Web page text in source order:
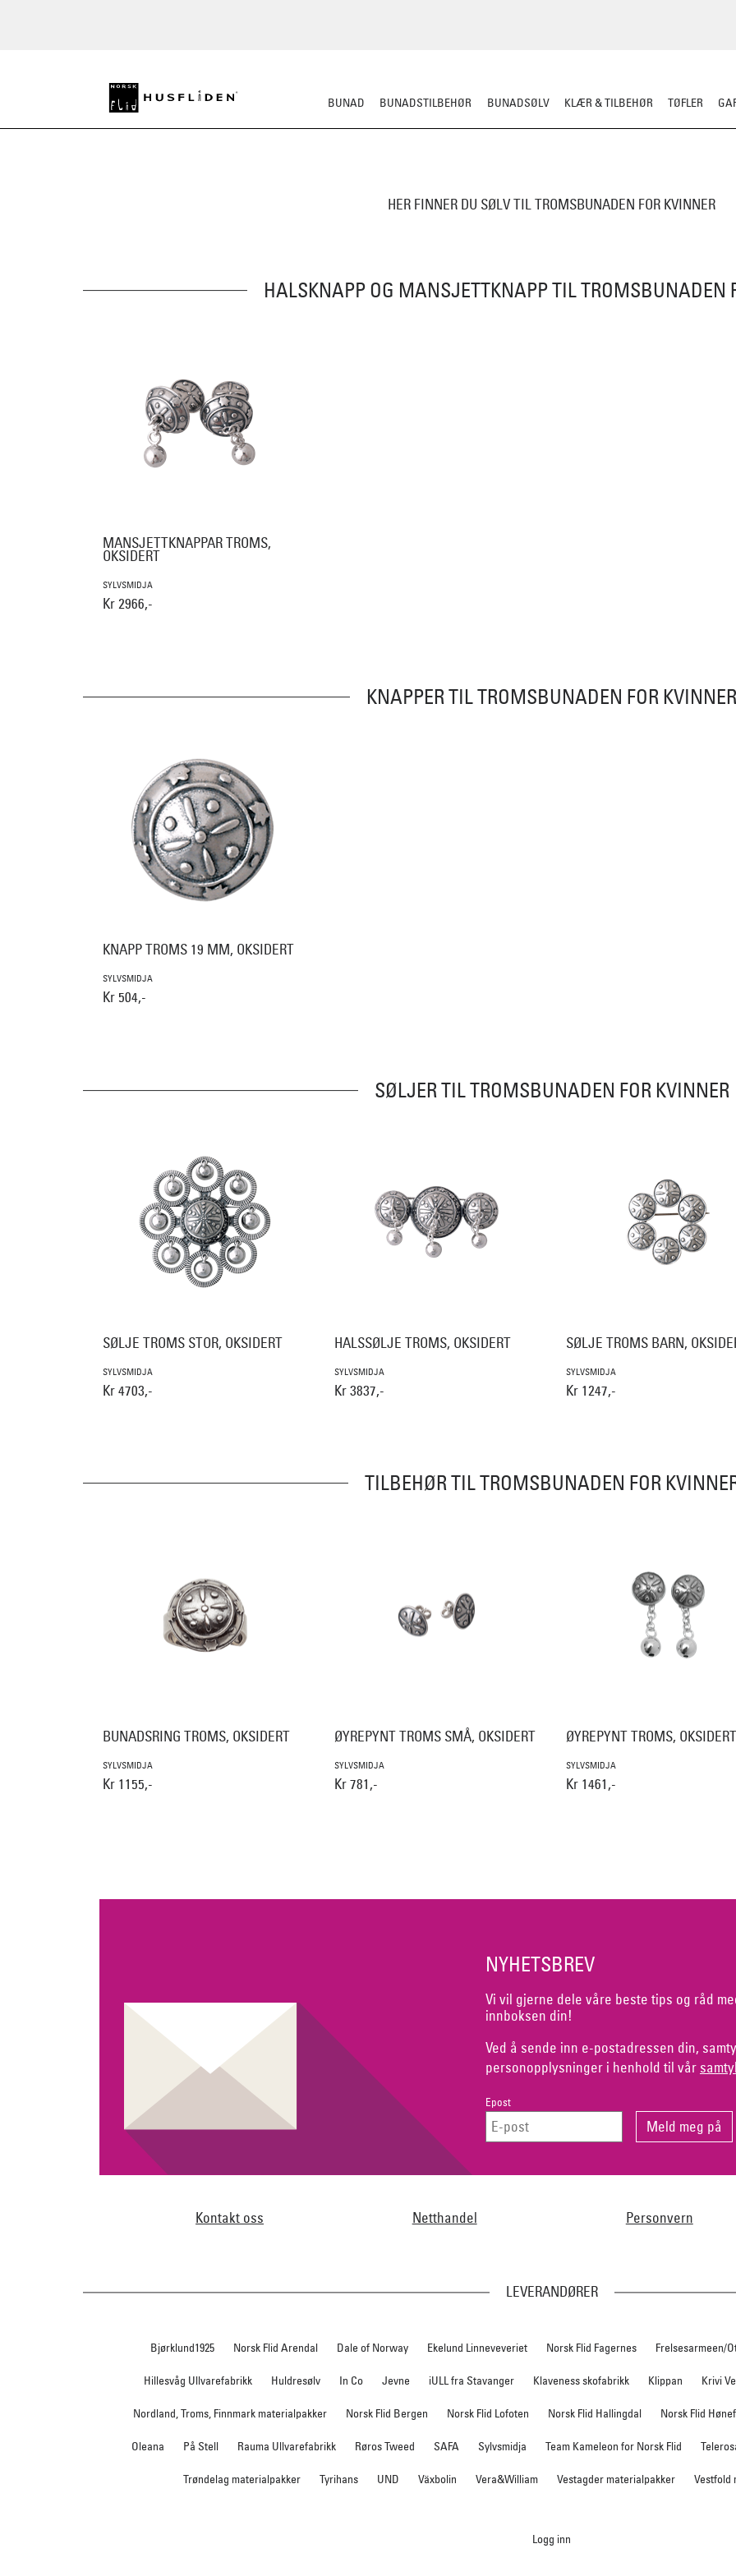
BUNAD BUNADSTILBEHØR BUNADSØLV KLÆR & TILBEHØR TØFLER
HER FINNER DU SØLV TIL TROMSBUNADEN FOR KVINNER
HALSKNAPP OG MANSJETTKNAPP TIL TROMSBUNADEN
MANSJETTKNAPPAR TROMS,
OKSIDERT
SYLVSMIDJA
Kr 2966,-
KNAPPER TIL TROMSBUNADEN FOR
KNAPP TROMS 19 MM, OKSIDERT
SYLVSMIDJA
Kr 504,-
SØLJER TIL TROMSBUNADEN FOR KVINNER
SØLJE TROMS STOR, OKSIDERT
SYLVSMIDJA
Kr 4703,-
HALSSØLJE TROMS, OKSIDERT
SYLVSMIDJA
Kr 3837,-
SØLJE TROMS BARN,
SYLVSMIDJA
Kr 1247,-
TILBEHØR TIL TROMSBUNADEN FOR
BUNADSRING TROMS, OKSIDERT
SYLVSMIDJA
Kr 1155,-
ØYREPYNT TROMS SMÅ, OKSIDERT
SYLVSMIDJA
Kr 781,-
ØYREPYNT TROMS, OKSIDERT
SYLVSMIDJA
Kr 1461,-
NYHETSBREV
Vi vil gjerne dele våre beste tips og råd
innboksen din!
Ved å sende inn e-postadressen din,
personopplysninger i henhold til vår
Epost
Kontakt oss Netthandel Personvern
LEVERANDØRER
Bjørklund1925 Norsk Flid Arendal Dale of Norway Ekelund Linneveveriet Norsk Flid Fagernes Frelsesarmeen/
Hillesvåg Ullvarefabrikk Huldresølv In Co Jevne iULL fra Stavanger Klaveness skofabrikk Klippan Krivi
Nordland, Troms, Finnmark materialpakker Norsk Flid Bergen Norsk Flid Lofoten Norsk Flid Hallingdal Norsk Flid
Oleana På Stell Rauma Ullvarefabrikk Røros Tweed SAFA Sylvsmidja Team Kameleon for Norsk Flid
Trøndelag materialpakker Tyrihans UND Växbolin Vera&William Vestagder materialpakker Vestfold
Logg inn